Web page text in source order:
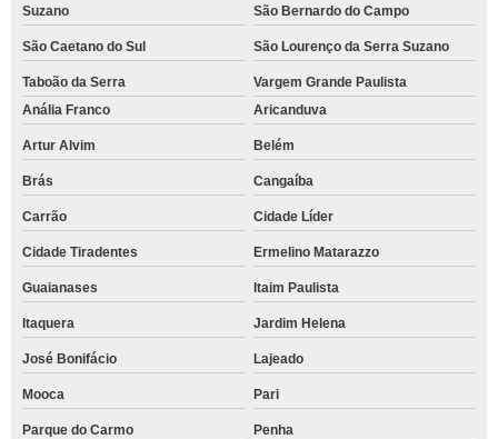
Suzano São Bernardo do Campo
São Caetano do Sul São Lourenço da Serra Suzano
Taboão da Serra
Vargem Grande Paulista
Anália Franco
Aricanduva
Artur Alvim Belém
Brás Cangaíba
Carrão Cidade Líder
Cidade Tiradentes Ermelino Matarazzo
Guaianases Itaim Paulista
Itaquera Jardim Helena
José Bonifácio Lajeado
Mooca Pari
Parque do Carmo Penha